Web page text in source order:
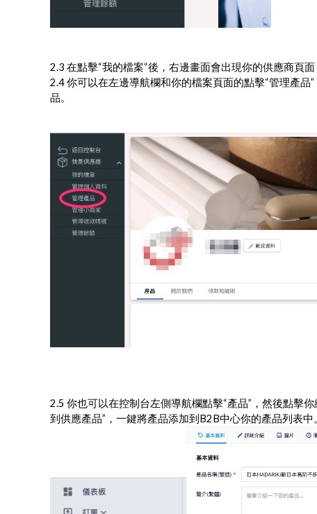
2.3 在點擊“我的檔案“後，右邊畫面會出現你的供應商頁
2.4 你可以在左邊導航欄和你的檔案頁面的點擊“管理產
品。
2.5 你也可以在控制台左側導航欄點擊“產品”，然後點擊
到供應產品”，一鍵將產品添加到B2B中心你的產品列表中